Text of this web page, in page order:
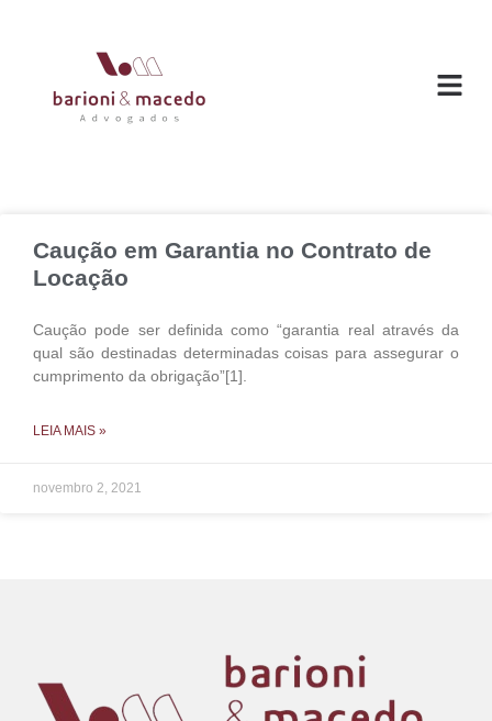
Caução em Garantia no Contrato de
Locação
Caução pode ser definida como “garantia real através da
qual são destinadas determinadas coisas para assegurar o
cumprimento da obrigação”[1].
LEIA MAIS »
novembro 2, 2021